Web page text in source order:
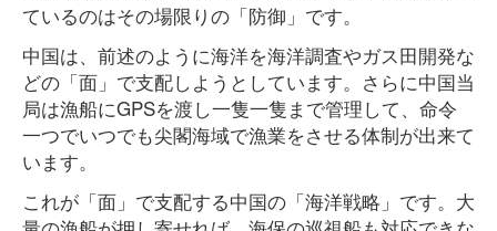
ているのはその場限りの「防御」です。
中国は、前述のように海洋を海洋調査やガス田開発な
どの「面」で支配しようとしています。さらに中国当
局は漁船にGPSを渡し一隻一隻まで管理して、命令
一つでいつでも尖閣海域で漁業をさせる体制が出来て
います。
これが「面」で支配する中国の「海洋戦略」です。大